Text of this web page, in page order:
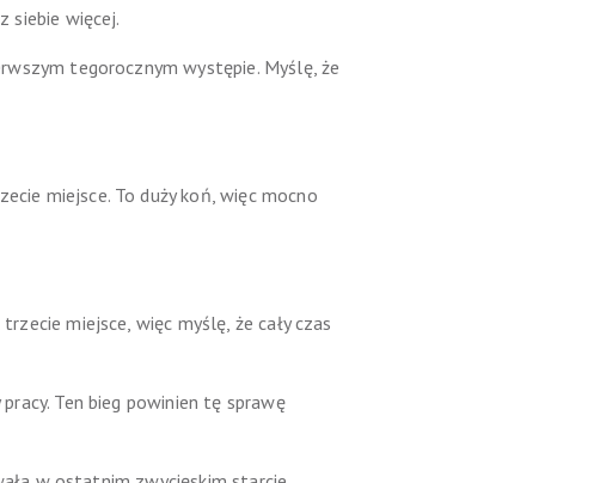
siebie więcej.
tegorocznym występie. Myślę, że
miejsce. To duży koń, więc mocno
miejsce, więc myślę, że cały czas
Ten bieg powinien tę sprawę